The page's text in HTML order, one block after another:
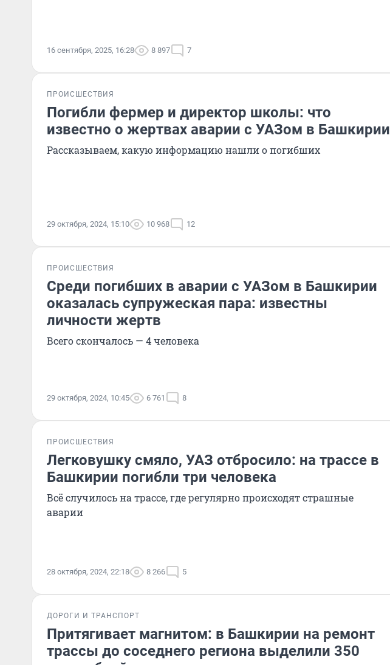
16 сентября, 2025, 16:28 8 897 7
ПРОИСШЕСТВИЯ
Погибли фермер и директор школы: что
известно о жертвах аварии с УАЗом в Башкирии
Рассказываем, какую информацию нашли о погибших
29 октября, 2024, 15:10 10 968 12
ПРОИСШЕСТВИЯ
Среди погибших в аварии с УАЗом в Башкирии
оказалась супружеская пара: известны
личности жертв
Всего скончалось — 4 человека
29 октября, 2024, 10:45 6 761 8
ПРОИСШЕСТВИЯ
Легковушку смяло, УАЗ отбросило: на трассе в
Башкирии погибли три человека
Всё случилось на трассе, где регулярно происходят страшные
аварии
28 октября, 2024, 22:18 8 266 5
ДОРОГИ И ТРАНСПОРТ
Притягивает магнитом: в Башкирии на ремонт
трассы до соседнего региона выделили 350